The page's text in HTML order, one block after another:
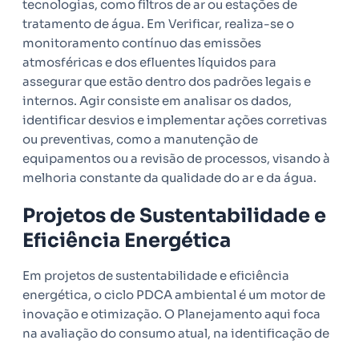
tecnologias, como filtros de ar ou estações de
tratamento de água. Em Verificar, realiza-se o
monitoramento contínuo das emissões
atmosféricas e dos efluentes líquidos para
assegurar que estão dentro dos padrões legais e
internos. Agir consiste em analisar os dados,
identificar desvios e implementar ações corretivas
ou preventivas, como a manutenção de
equipamentos ou a revisão de processos, visando à
melhoria constante da qualidade do ar e da água.
Projetos de Sustentabilidade e
Eficiência Energética
Em projetos de sustentabilidade e eficiência
energética, o ciclo PDCA ambiental é um motor de
inovação e otimização. O Planejamento aqui foca
na avaliação do consumo atual, na identificação de